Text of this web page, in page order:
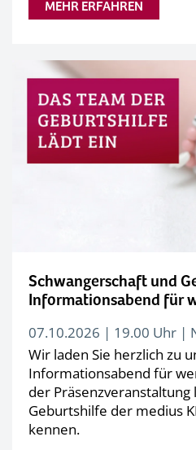
MEHR ERFAHREN
Schwangerschaft und
Informationsabend für
07.10.2026 | 19.00 Uhr |
Wir laden Sie herzlich zu
Informationsabend für
der Präsenzveranstaltung
Geburtshilfe der medius
kennen.